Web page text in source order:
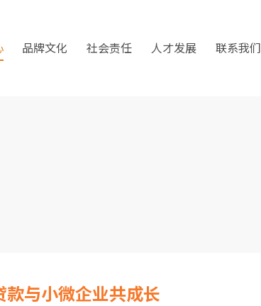
品牌文化 社会责任 人才发展 联系我们
与小微企业共成长